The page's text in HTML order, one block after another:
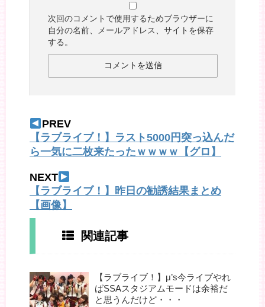
次回のコメントで使用するためブラウザーに
自分の名前、メールアドレス、サイトを保存
する。
PREV
【ラブライブ！】ラスト5000円突っ込んだ
ら一気に二枚来たったｗｗｗｗ【グロ】
NEXT
【ラブライブ！】昨日の勧誘結果まとめ
【画像】
関連記事
【ラブライブ！】μ’s今ライブやれ
ばSSAスタジアムモードは余裕だ
と思うんだけど・・・